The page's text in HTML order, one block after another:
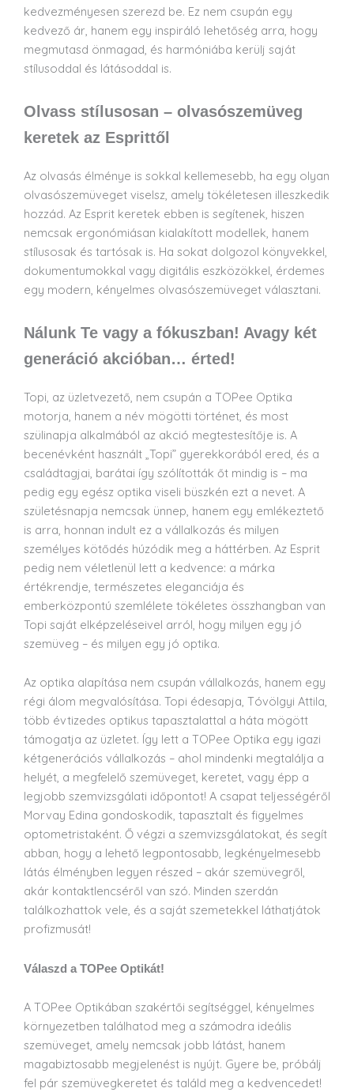
kedvezményesen szerezd be. Ez nem csupán egy
kedvező ár, hanem egy inspiráló lehetőség arra, hogy
megmutasd önmagad, és harmóniába kerülj saját
stílusoddal és látásoddal is.
Olvass stílusosan – olvasószemüveg
keretek az Esprittől
Az olvasás élménye is sokkal kellemesebb, ha egy olyan
olvasószemüveget viselsz, amely tökéletesen illeszkedik
hozzád. Az Esprit keretek ebben is segítenek, hiszen
nemcsak ergonómiásan kialakított modellek, hanem
stílusosak és tartósak is. Ha sokat dolgozol könyvekkel,
dokumentumokkal vagy digitális eszközökkel, érdemes
egy modern, kényelmes olvasószemüveget választani.
Nálunk Te vagy a fókuszban! Avagy két
generáció akcióban… érted!
Topi, az üzletvezető, nem csupán a TOPee Optika
motorja, hanem a név mögötti történet, és most
szülinapja alkalmából az akció megtestesítője is. A
becenévként használt „Topi” gyerekkorából ered, és a
családtagjai, barátai így szólították őt mindig is – ma
pedig egy egész optika viseli büszkén ezt a nevet. A
születésnapja nemcsak ünnep, hanem egy emlékeztető
is arra, honnan indult ez a vállalkozás és milyen
személyes kötődés húzódik meg a háttérben. Az Esprit
pedig nem véletlenül lett a kedvence: a márka
értékrendje, természetes eleganciája és
emberközpontú szemlélete tökéletes összhangban van
Topi saját elképzeléseivel arról, hogy milyen egy jó
szemüveg – és milyen egy jó optika.
Az optika alapítása nem csupán vállalkozás, hanem egy
régi álom megvalósítása. Topi édesapja, Tóvölgyi Attila,
több évtizedes optikus tapasztalattal a háta mögött
támogatja az üzletet. Így lett a TOPee Optika egy igazi
kétgenerációs vállalkozás – ahol mindenki megtalálja a
helyét, a megfelelő szemüveget, keretet, vagy épp a
legjobb szemvizsgálati időpontot! A csapat teljességéről
Morvay Edina gondoskodik, tapasztalt és figyelmes
optometristaként. Ő végzi a szemvizsgálatokat, és segít
abban, hogy a lehető legpontosabb, legkényelmesebb
látás élményben legyen részed – akár szemüvegről,
akár kontaktlencséről van szó. Minden szerdán
találkozhattok vele, és a saját szemetekkel láthatjátok
profizmusát!
Válaszd a TOPee Optikát!
A TOPee Optikában szakértői segítséggel, kényelmes
környezetben találhatod meg a számodra ideális
szemüveget, amely nemcsak jobb látást, hanem
magabiztosabb megjelenést is nyújt. Gyere be, próbálj
fel pár szemüvegkeretet és találd meg a kedvencedet!